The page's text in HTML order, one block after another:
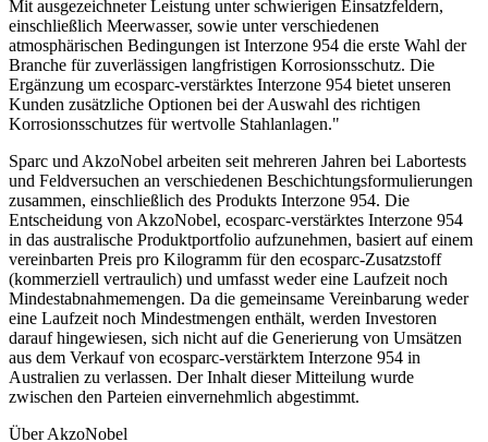
Mit ausgezeichneter Leistung unter schwierigen Einsatzfeldern,
einschließlich Meerwasser, sowie unter verschiedenen
atmosphärischen Bedingungen ist Interzone 954 die erste Wahl der
Branche für zuverlässigen langfristigen Korrosionsschutz. Die
Ergänzung um ecosparc-verstärktes Interzone 954 bietet unseren
Kunden zusätzliche Optionen bei der Auswahl des richtigen
Korrosionsschutzes für wertvolle Stahlanlagen."
Sparc und AkzoNobel arbeiten seit mehreren Jahren bei Labortests
und Feldversuchen an verschiedenen Beschichtungsformulierungen
zusammen, einschließlich des Produkts Interzone 954. Die
Entscheidung von AkzoNobel, ecosparc-verstärktes Interzone 954
in das australische Produktportfolio aufzunehmen, basiert auf einem
vereinbarten Preis pro Kilogramm für den ecosparc-Zusatzstoff
(kommerziell vertraulich) und umfasst weder eine Laufzeit noch
Mindestabnahmemengen. Da die gemeinsame Vereinbarung weder
eine Laufzeit noch Mindestmengen enthält, werden Investoren
darauf hingewiesen, sich nicht auf die Generierung von Umsätzen
aus dem Verkauf von ecosparc-verstärktem Interzone 954 in
Australien zu verlassen. Der Inhalt dieser Mitteilung wurde
zwischen den Parteien einvernehmlich abgestimmt.
Über AkzoNobel